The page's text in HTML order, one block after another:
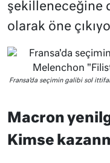
şekilleneceğine
olarak öne
Fransa’da seçimin galibi sol
Macron
Kimse